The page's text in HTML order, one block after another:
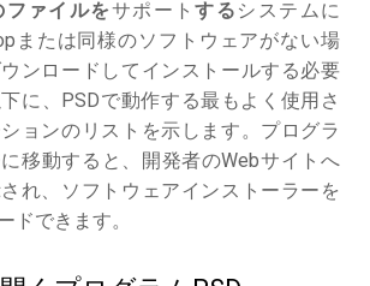
ファイルをサポートする システムに
または同様のソフトウェアがない場
ンロードしてインストールする必要
に、PSDで動作する最もよく使用さ
ョンのリストを示します。プログラ
移動すると、開発者のWebサイトへ
れ、ソフトウェアインストーラーを
ドできます。